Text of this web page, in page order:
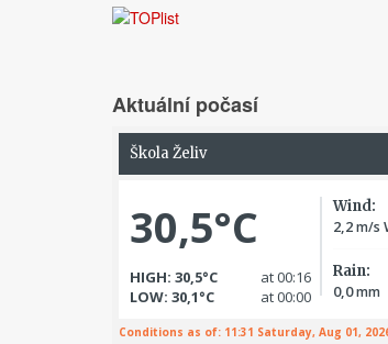
Aktuální počasí